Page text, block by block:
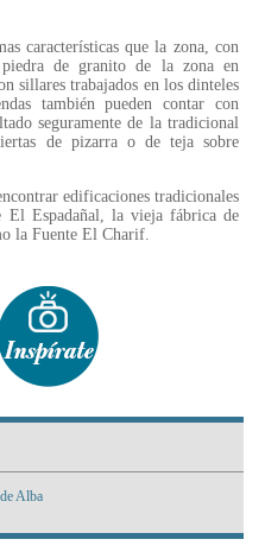
características que la zona, con
piedra de granito de la zona en
sillares trabajados en los dinteles
también pueden contar con
seguramente de la tradicional
de pizarra o de teja sobre
edificaciones tradicionales
Espadañal, la vieja fábrica de
la Fuente El Charif.
Alba